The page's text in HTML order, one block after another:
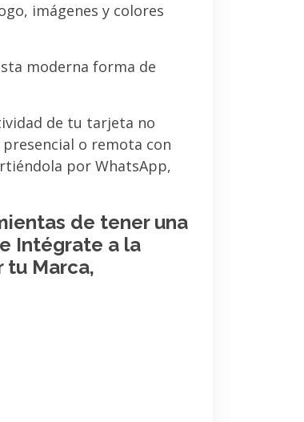
imágenes y colores
moderna forma de
de tu tarjeta no
o remota con
por WhatsApp,
de tener una
Intégrate a la
tu Marca,